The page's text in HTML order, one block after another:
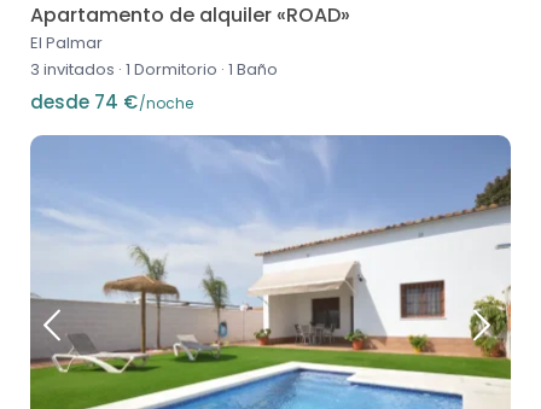
Apartamento de alquiler «ROAD»
El Palmar
3 invitados · 1 Dormitorio · 1 Baño
desde 74 €/noche